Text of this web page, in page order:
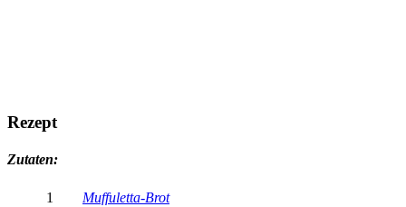
Rezept
Zutaten:
1
Muffuletta-Brot